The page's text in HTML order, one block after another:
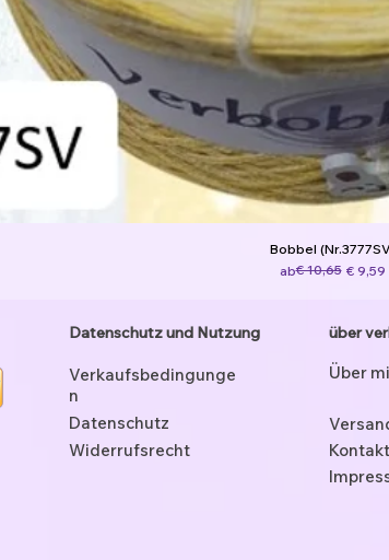
Bobbel
ab
Standardpreis
€ 10,65 € 9,59
Sale-Preis
Datenschutz und Nutzung
Verkaufsbedingunge
n
Datenschutz
Widerrufsrecht
über
Über
Kontakt